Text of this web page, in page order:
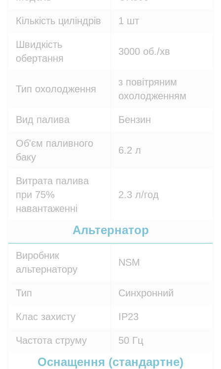
Кількість циліндрів 1 шт
Швидкість
обертання
3000 об./хв
Тип охолодження
з повітряним
охолодженням
Вид палива Бензин
Об'єм паливного
баку
6.2 л
Витрата палива
при 75%
навантаженні
2.3 л/год
Альтернатор
Виробник
альтернатору
NSM
Тип Синхронний
Клас захисту IP23
Частота струму 50 Гц
Оснащення (стандартне)